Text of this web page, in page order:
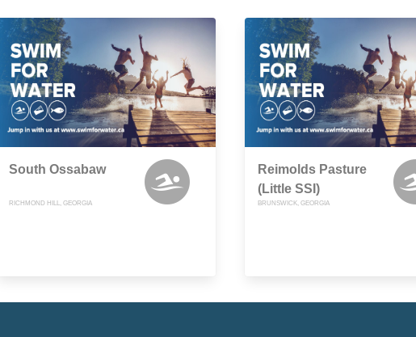
South Ossabaw
RICHMOND HILL, GEORGIA
Reimolds Pasture
(Little SSI)
BRUNSWICK, GEORGIA